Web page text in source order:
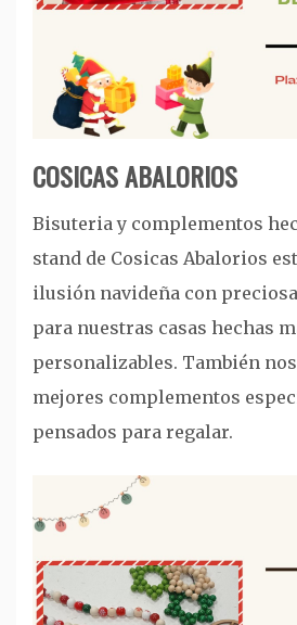
COSICAS ABALORIOS
Bisuteria y complementos
stand de Cosicas Abalorios
ilusión navideña con
para nuestras casas hechas
personalizables. También
mejores complementos
pensados para regalar.